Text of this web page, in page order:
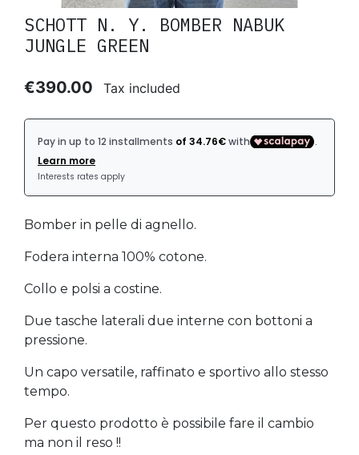
SCHOTT N. Y. BOMBER NABUK
JUNGLE GREEN
€390.00 Tax included
Bomber in pelle di agnello.
Fodera interna 100% cotone.
Collo e polsi a costine.
Due tasche laterali due interne con bottoni a
pressione.
Un capo versatile, raffinato e sportivo allo stesso
tempo.
Per questo prodotto è possibile fare il cambio
ma non il reso !!